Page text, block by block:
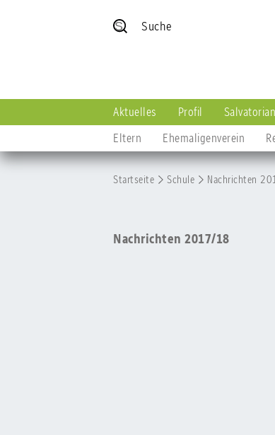
Suche
Aktuelles Profil
Eltern
Ehemaligenverein
Startseite Schule Nachrichten
Nachrichten 2017/18